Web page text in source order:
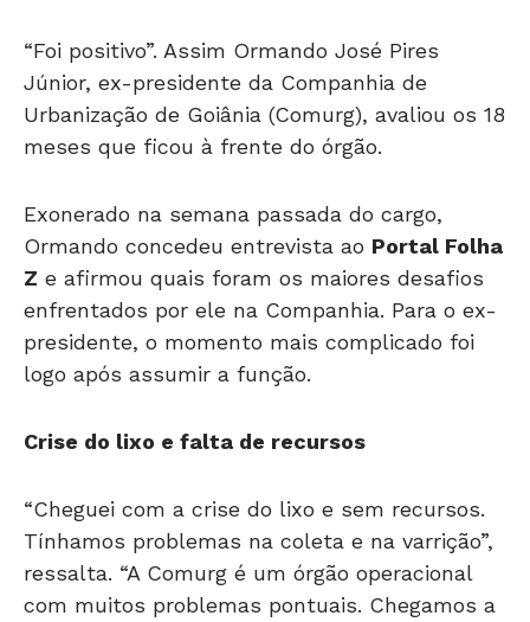
“Foi positivo”. Assim Ormando José Pires
Júnior, ex-presidente da Companhia de
Urbanização de Goiânia (Comurg), avaliou os 18
meses que ficou à frente do órgão.
Exonerado na semana passada do cargo,
Ormando concedeu entrevista ao Portal Folha
Z e afirmou quais foram os maiores desafios
enfrentados por ele na Companhia. Para o ex-
presidente, o momento mais complicado foi
logo após assumir a função.
Crise do lixo e falta de recursos
“Cheguei com a crise do lixo e sem recursos.
Tínhamos problemas na coleta e na varrição”,
ressalta. “A Comurg é um órgão operacional
com muitos problemas pontuais. Chegamos a